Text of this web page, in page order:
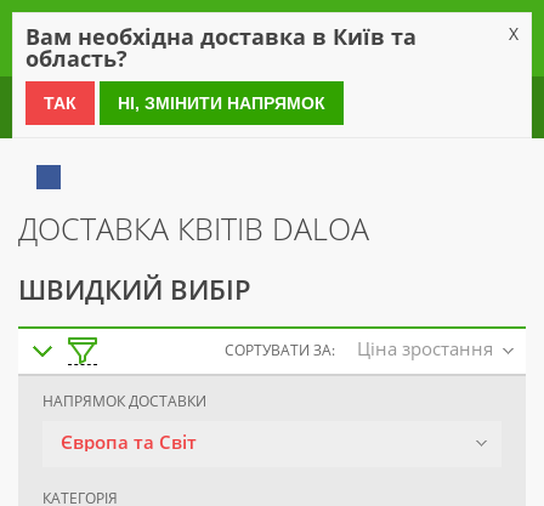
0 800 21 54 55
ДОСТАВКА КВІТІВ DALOA
ШВИДКИЙ ВИБІР
СОРТУВАТИ ЗА: Ціна зростання
НАПРЯМОК ДОСТАВКИ
Європа та Світ
КАТЕГОРІЯ
Вам необхідна доставка в Київ та
область?
X
ТАК НІ, ЗМІНИТИ НАПРЯМОК